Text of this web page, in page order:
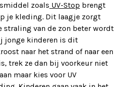
zoals UV-Stop brengt
je kleding. Dit laagje zorgt
straling van de zon beter wordt
jonge kinderen is dit
naar het strand of naar een
trek ze dan bij voorkeur niet
maar kies voor UV